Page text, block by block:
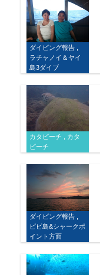
ダイビング報告 ,
ラチャノイ＆ヤイ
島3ダイブ
カタビーチ , カタ
ビーチ
ダイビング報告 ,
ピピ島&シャークポ
イント方面